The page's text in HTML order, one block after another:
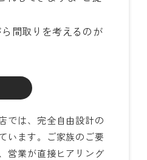
間取りを考えるのが
では、完全自由設計の
います。ご家族のご要
営業が直接ヒアリング